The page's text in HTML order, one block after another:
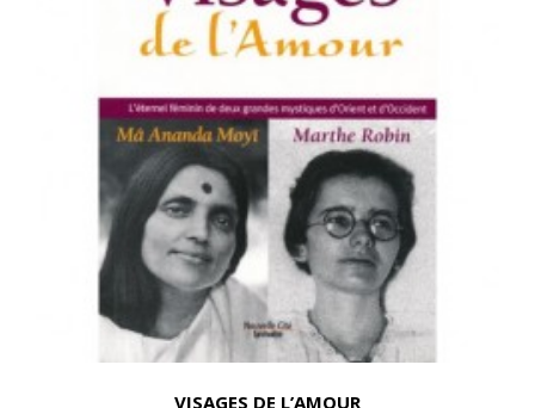
VISAGES DE L’AMOUR